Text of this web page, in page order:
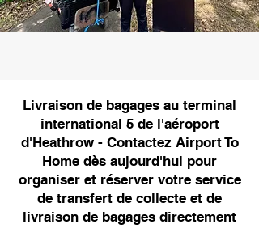
Livraison de bagages au terminal
international 5 de l'aéroport
d'Heathrow - Contactez Airport To
Home dès aujourd'hui pour
organiser et réserver votre service
de transfert de collecte et de
livraison de bagages directement